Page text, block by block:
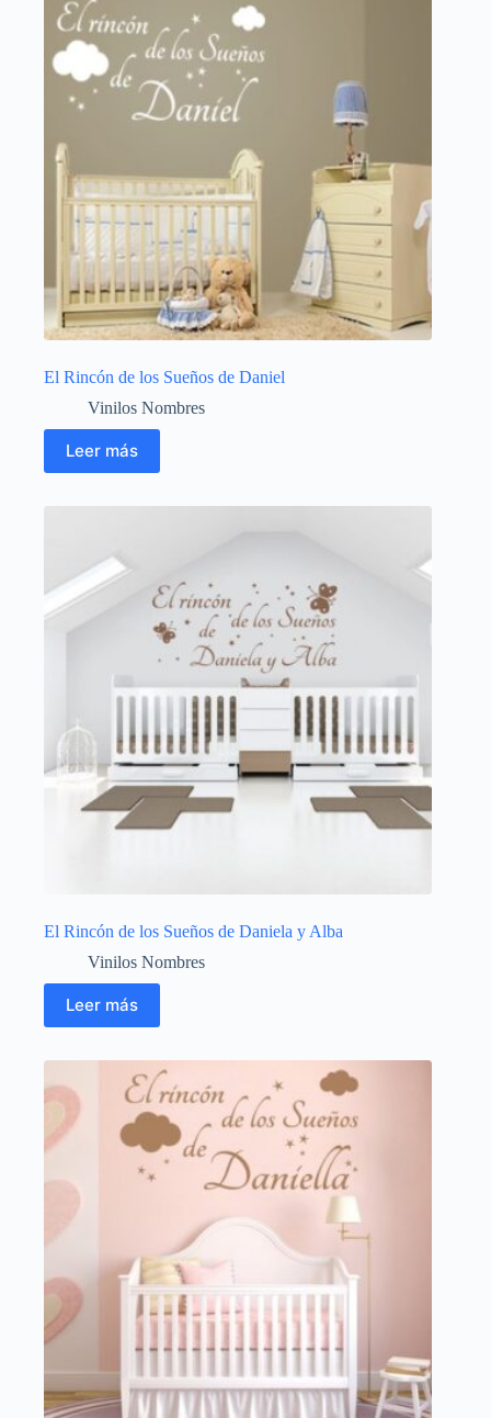
El Rincón de los Sueños de Daniel
Vinilos Nombres
Leer más
El Rincón de los Sueños de Daniela y Alba
Vinilos Nombres
Leer más